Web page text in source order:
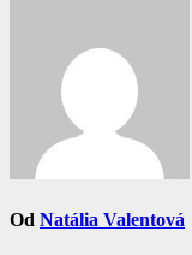
Od Natália Valentová